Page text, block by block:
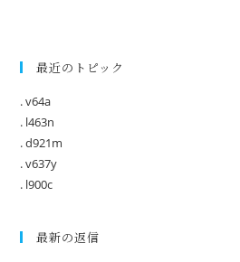
最近のトピック
. v64a
. l463n
. d921m
. v637y
. l900c
最新の返信